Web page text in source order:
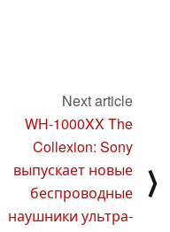
Next article
WH-1000XX The
Collexion: Sony
выпускает новые
беспроводные
наушники ультра-
⟩